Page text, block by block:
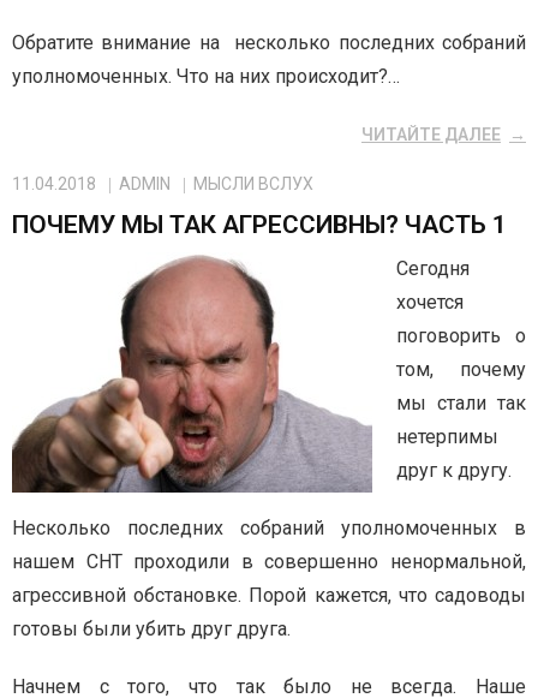
Обратите внимание на несколько последних собраний
уполномоченных. Что на них происходит?…
ЧИТАЙТЕ ДАЛЕЕ
11.04.2018 ADMIN МЫСЛИ ВСЛУХ
ПОЧЕМУ МЫ ТАК АГРЕССИВНЫ? ЧАСТЬ 1
Сегодня
хочется
поговорить о
том, почему
мы стали так
нетерпимы
друг к другу.
Несколько последних собраний уполномоченных в
нашем СНТ проходили в совершенно ненормальной,
агрессивной обстановке. Порой кажется, что садоводы
готовы были убить друг друга.
Начнем с того, что так было не всегда. Наше